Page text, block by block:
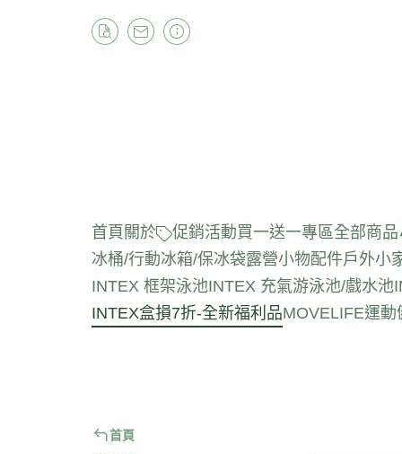
首頁 關於 促銷活動買一送一專區全部商品
冰桶/行動冰箱/保冰袋露營小物配件戶外小
INTEX 框架泳池INTEX 充氣游泳池/戲水池
INTEX盒損7折-全新福利品MOVELIFE運動
首頁